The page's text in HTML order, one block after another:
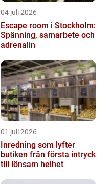
04 juli 2026
Escape room i Stockholm:
Spänning, samarbete och
adrenalin
01 juli 2026
Inredning som lyfter
butiken från första intryck
till lönsam helhet